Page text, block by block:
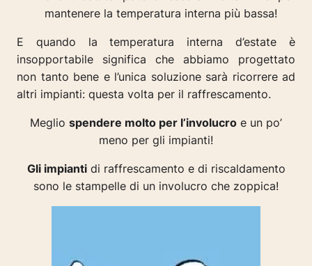
mantenere la temperatura interna più bassa!
E quando la temperatura interna d’estate è
insopportabile significa che abbiamo progettato
non tanto bene e l’unica soluzione sarà ricorrere ad
altri impianti: questa volta per il raffrescamento.
Meglio spendere molto per l’involucro e un po’
meno per gli impianti!
Gli impiantidi raffrescamento e di riscaldamento
sono le stampelle di un involucro che zoppica!